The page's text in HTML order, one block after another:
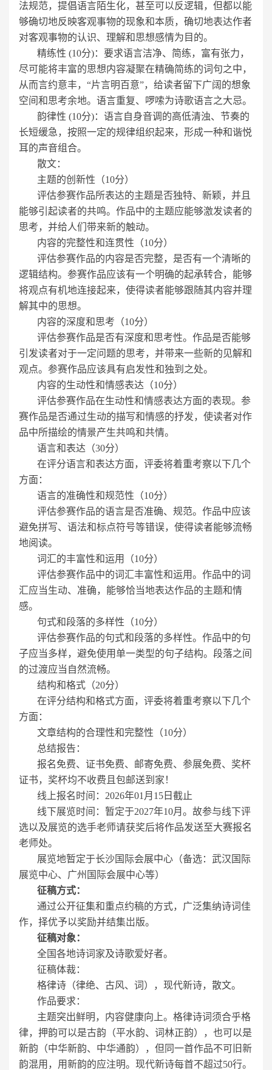
法规范，提倡语言陌生化，甚至可以反逻辑，但都以能
够确切地反映客观事物的现象和本质，确切地表达作者
对客观事物的认识、理解和思想感情为目的。
精练性 (10分)：要求语言洁净、简练，富有张力，
尽可能将丰富的思想内容凝聚在精确简练的词句之中，
从而言约意丰，“片言明百意”，给读者留下广阔的想象
空间和思考余地。语言重复、啰嗦为诗歌语言之大忌。
韵律性 (10分)：语言自身音调的高低清浊、节奏的
长短缓急，按照一定的规律组织起来，形成一种和谐悦
耳的声音组合。
散文：
主题的创新性（10分）
评估参赛作品所表达的主题是否独特、新颖，并且
能够引起读者的共鸣。作品中的主题应能够激发读者的
思考，并给人们带来新的触动。
内容的完整性和连贯性（10分）
评估参赛作品的内容是否完整，是否有一个清晰的
逻辑结构。参赛作品应该有一个明确的起承转合，能够
将观点有机地连接起来，使得读者能够跟随其内容并理
解其中的思想。
内容的深度和思考（10分）
评估参赛作品是否有深度和思考性。作品是否能够
引发读者对于一定问题的思考，并带来一些新的见解和
观点。参赛作品应该具有启发性和独到之处。
内容的生动性和情感表达（10分）
评估参赛作品在生动性和情感表达方面的表现。参
赛作品是否通过生动的描写和情感的抒发，使读者对作
品中所描绘的情景产生共鸣和共情。
语言和表达（30分）
在评分语言和表达方面，评委将着重考察以下几个
方面：
语言的准确性和规范性（10分）
评估参赛作品的语言是否准确、规范。作品中应该
避免拼写、语法和标点符号等错误，使得读者能够流畅
地阅读。
词汇的丰富性和运用（10分）
评估参赛作品中的词汇丰富性和运用。作品中的词
汇应当生动、准确，能够恰当地表达作品的主题和情
感。
句式和段落的多样性（10分）
评估参赛作品的句式和段落的多样性。作品中的句
子应当多样，避免使用单一类型的句子结构。段落之间
的过渡应当自然流畅。
结构和格式（20分）
在评分结构和格式方面，评委将着重考察以下几个
方面：
文章结构的合理性和完整性（10分）
总结报告：
报名免费、证书免费、邮寄免费、参展免费、奖杯
证书，奖杯均不收费且包邮送到家！
线上报名时间：2026年01月15日截止
线下展览时间：暂定于2027年10月。故参与线下评
选以及展览的选手老师请获奖后将作品发送至大赛报名
老师处。
展览地暂定于长沙国际会展中心（备选：武汉国际
展览中心、广州国际会展中心等）
征稿方式：
通过公开征集和重点约稿的方式，广泛集纳诗词佳
作，择优予以奖励并结集岀版。
征稿对象：
全国各地诗词家及诗歌爱好者。
征稿体裁：
格律诗（律绝、古风、词），现代新诗，散文。
作品要求：
主题突出鲜明，内容健康向上。格律诗词须合乎格
律，押韵可以是古韵（平水韵、词林正韵），也可以是
新韵（中华新韵、中华通韵），但同一首作品不可旧新
韵混用，用新韵的应注明。现代新诗每首不超过50行。